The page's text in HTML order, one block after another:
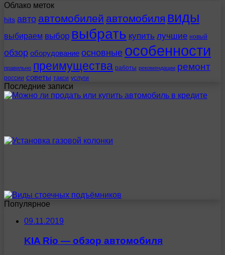
Облако меток
hits авто автомобилей автомобиля виды
выбираем выбор выбрать купить лучшие новый
обзор оборудование основные особенности
правильно преимущества работы рекомендации ремонт
россии советы такси услуги
Последние записи
Популярное
09.11.2019
KIA Rio — обзор автомобиля